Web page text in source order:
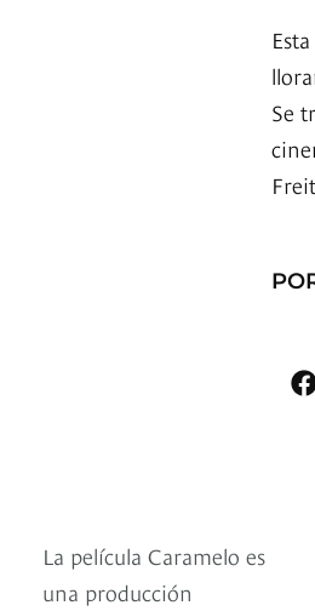
Se
La película Caramelo es
una producción